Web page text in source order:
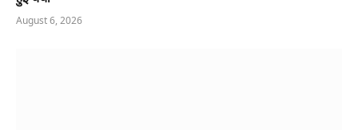
August 6, 2026